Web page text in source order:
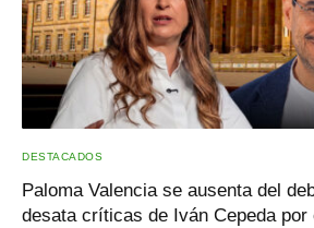
DESTACADOS
Paloma Valencia se ausenta del
desata críticas de Iván Cepeda por